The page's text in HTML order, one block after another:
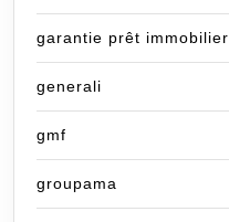
garantie prêt immobilier
generali
gmf
groupama